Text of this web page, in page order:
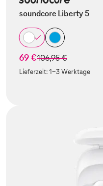
soundcore Liberty 5
69 €statt
106,95 €
Lieferzeit:1-3 Werktage